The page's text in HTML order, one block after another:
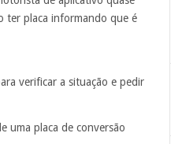
ter placa informando que é
verificar a situação e pedir
uma placa de conversão